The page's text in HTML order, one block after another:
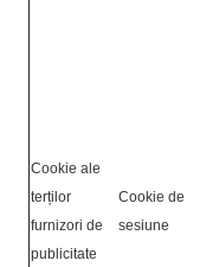
Cookie ale
terților
furnizori de
publicitate
Cookie de
sesiune